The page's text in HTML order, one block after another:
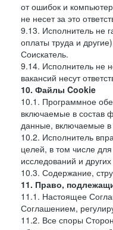
от ошибок и
не несет за это
9.13. Исполнитель не
оплаты труда и
Соискатель.
9.14. Исполнитель не
вакансий несут
10. Файлы Cookie
10.1. Программное
включаемые в состав
данные, включаемые в
10.2. Исполнитель
целей, в том числе
исследований и
10.3. Содержание,
11. Право,
11.1. Настоящее
Соглашением,
11.2. Все споры